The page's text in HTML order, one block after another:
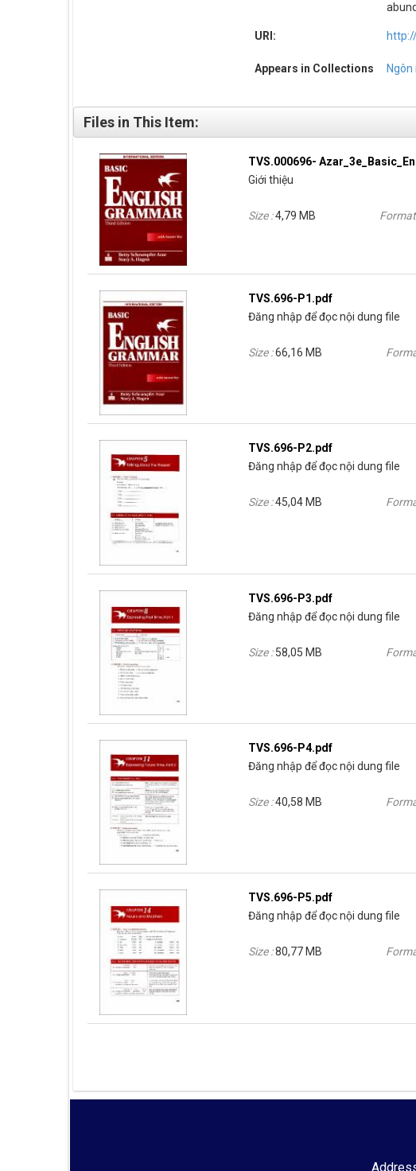
URI:
Appears in Collections
Files in This Item:
TVS.000696-
Giới thiệu
Size :4,79 MB
TVS.696-P1.pdf
Đăng nhập để đọc nội dung file
Size :66,16 MB
TVS.696-P2.pdf
Đăng nhập để đọc nội dung file
Size :45,04 MB
TVS.696-P3.pdf
Đăng nhập để đọc nội dung file
Size :58,05 MB
TVS.696-P4.pdf
Đăng nhập để đọc nội dung file
Size :40,58 MB
TVS.696-P5.pdf
Đăng nhập để đọc nội dung file
Size :80,77 MB